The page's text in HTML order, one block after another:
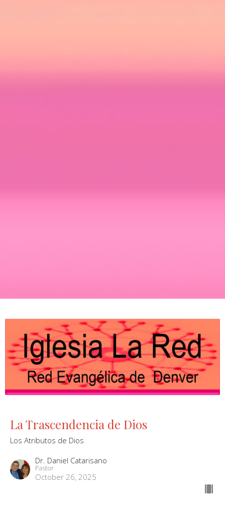
La Trascendencia de Dios
Los Atributos de Dios
Dr. Daniel Catarisano
Pastor
October 26, 2025